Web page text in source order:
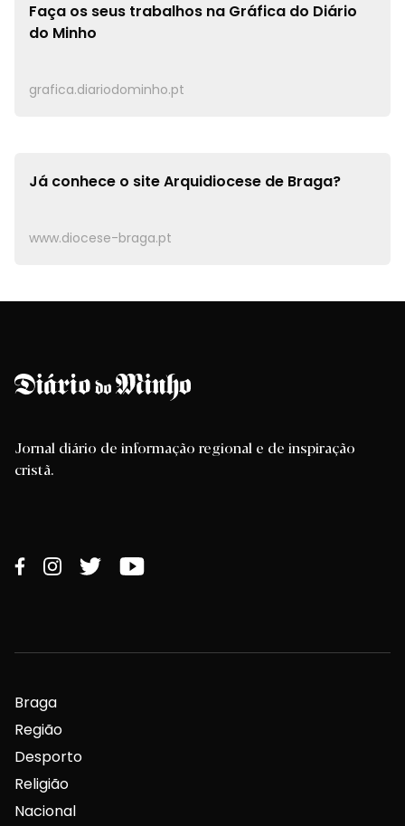
Faça os seus trabalhos na Gráfica do Diário
do Minho
grafica.diariodominho.pt
Já conhece o siteArquidiocese de Braga?
www.diocese-braga.pt
Jornal diário de informação regional e de inspiração
cristã.
Braga
Região
Desporto
Religião
Nacional